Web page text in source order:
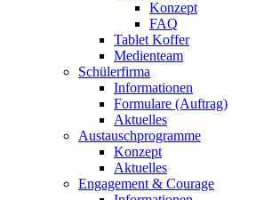
Konzept
FAQ
Tablet Koffer
Medienteam
Schülerfirma
Informationen
Formulare (Auftrag)
Aktuelles
Austauschprogramme
Konzept
Aktuelles
Engagement & Courage